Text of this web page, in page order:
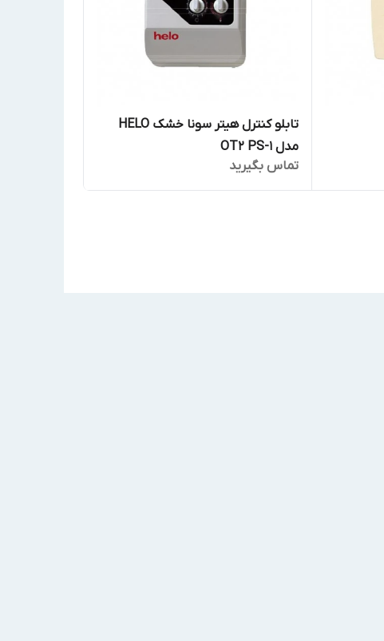
تابلو کنترل هیتر سونا خشک HELO
مدل OT2 PS-1
تماس بگیرید